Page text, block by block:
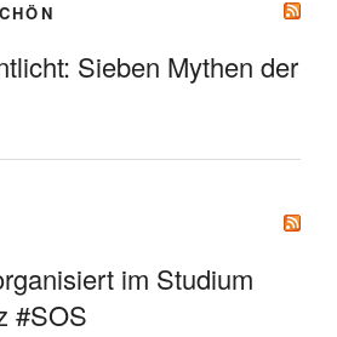
Sieben Mythen der
im Studium
#SOS